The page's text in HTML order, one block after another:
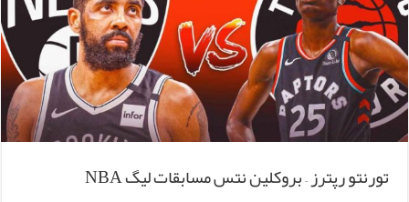
تورنتو رپترز – بروکلین نتس مسابقات لیگ NBA